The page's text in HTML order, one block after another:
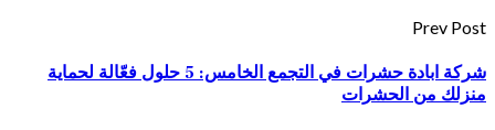
Prev Post
شركة ابادة حشرات في التجمع الخامس: 5 حلول فعّالة لحماية
منزلك من الحشرات